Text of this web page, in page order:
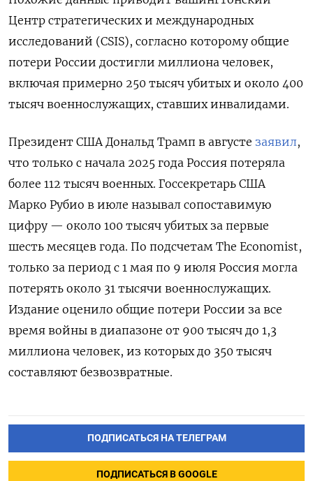
Центр стратегических и международных
исследований (CSIS), согласно которому общие
потери России достигли миллиона человек,
включая примерно 250 тысяч убитых и около 400
тысяч военнослужащих, ставших инвалидами.
Президент США Дональд Трамп в августе заявил,
что только с начала 2025 года Россия потеряла
более 112 тысяч военных. Госсекретарь США
Марко Рубио в июле называл сопоставимую
цифру — около 100 тысяч убитых за первые
шесть месяцев года. По подсчетам The Economist,
только за период с 1 мая по 9 июля Россия могла
потерять около 31 тысячи военнослужащих.
Издание оценило общие потери России за все
время войны в диапазоне от 900 тысяч до 1,3
миллиона человек, из которых до 350 тысяч
составляют безвозвратные.
ПОДПИСАТЬСЯ НА ТЕЛЕГРАМ
ПОДПИСАТЬСЯ В GOOGLE